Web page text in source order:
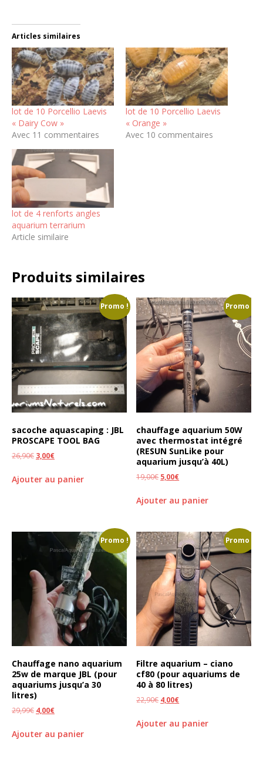
Articles similaires
lot de 10 Porcellio Laevis
« Dairy Cow »
Avec 11 commentaires
lot de 10 Porcellio Laevis
« Orange »
Avec 10 commentaires
lot de 4 renforts angles
aquarium terrarium
Article similaire
Produits similaires
Promo !
sacoche aquascaping : JBL
PROSCAPE TOOL BAG
26,90€ 3,00€
Ajouter au panier
Promo !
chauffage aquarium 50W
avec thermostat intégré
(RESUN SunLike pour
aquarium jusqu’à 40L)
19,00€ 5,00€
Ajouter au panier
Promo !
Chauffage nano aquarium
25w de marque JBL (pour
aquariums jusqu’a 30
litres)
29,99€ 4,00€
Ajouter au panier
Promo !
Filtre aquarium – ciano
cf80 (pour aquariums de
40 à 80 litres)
22,90€ 4,00€
Ajouter au panier